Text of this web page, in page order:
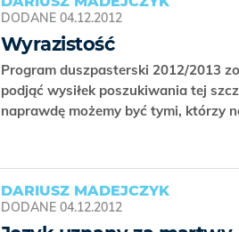
DODANE 04.12.2012
Wyrazistość
Program duszpasterski 2012/2013
podjąć wysiłek poszukiwania tej
naprawdę możemy być tymi, którzy
DARIUSZ MADEJCZYK
DODANE 04.12.2012